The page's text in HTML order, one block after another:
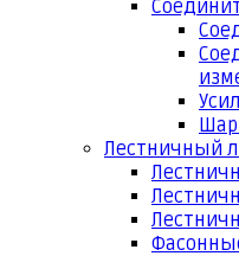
Лестничный